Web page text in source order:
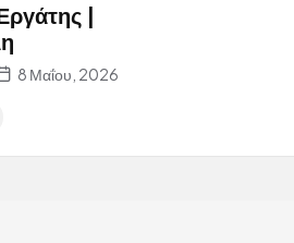
|
8 Μαΐου, 2026